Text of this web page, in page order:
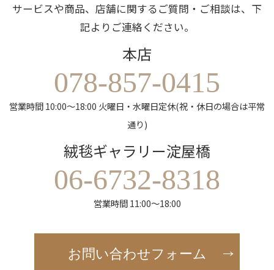
サービスや商品、店舗に関するご質問・ご相談は、下
記よりご連絡ください。
本店
078-857-0415
営業時間 10:00～18:00 火曜日・水曜日定休(祝・休日の場合は平常
通り)
絨毯ギャラリー淀屋橋
06-6732-8318
営業時間 11:00～18:00
お問い合わせフォーム